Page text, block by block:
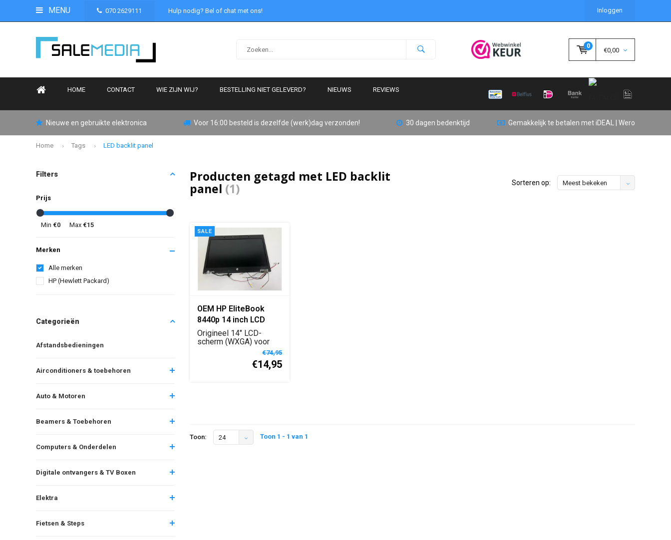
MENU 070 2629111 Hulp nodig? Bel of chat met ons! Inloggen
0
€0,00
HOME CONTACT WIE ZIJN WIJ? BESTELLING NIET GELEVERD? NIEUWS REVIEWS
Nieuwe en gebruikte elektronica Voor 16:00 besteld is dezelfde (werk)dag verzonden! 30 dagen bedenktijd Gemakkelijk te betalen met iDEAL | Wero
Home Tags LED backlit panel
Filters
Prijs
Min €0 Max €15
Merken
Alle merken
HP (Hewlett Packard)
Categorieën
Afstandsbedieningen
Airconditioners & toebehoren
Auto & Motoren
Beamers & Toebehoren
Computers & Onderdelen
Digitale ontvangers & TV Boxen
Elektra
Fietsen & Steps
Producten getagd met LED backlit
panel (1) Sorteren op: Meest bekeken
SALE
OEM HP EliteBook
8440p 14 inch LCD
scherm WXGA
vervangingsdisplay
Origineel 14" LCD-
scherm (WXGA) voor
HP EliteBook 8440p,€74,95
€14,95
Toon: 24 Toon 1 - 1 van 1